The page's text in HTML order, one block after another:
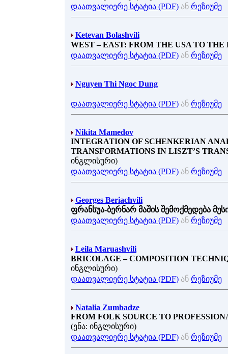
დაათვალიერე სტატია (PDF) ან რეზიუმე
Ketevan Bolashvili
WEST – EAST: FROM THE USA TO THE
დაათვალიერე სტატია (PDF) ან რეზიუმე
Nguyen Thi Ngoc Dung
დაათვალიერე სტატია (PDF) ან რეზიუმე
Nikita Mamedov
INTEGRATION OF SCHENKERIAN
TRANSFORMATIONS IN LISZT’S
ინგლისური)
დაათვალიერე სტატია (PDF) ან რეზიუმე
Georges Beriachvili
ფრანსუა-ბერნარ მაშის შემოქმედება
დაათვალიერე სტატია (PDF) ან რეზიუმე
Leila Maruashvili
BRICOLAGE – COMPOSITION
ინგლისური)
დაათვალიერე სტატია (PDF) ან რეზიუმე
Natalia Zumbadze
FROM FOLK SOURCE TO
(ენა: ინგლისური)
დაათვალიერე სტატია (PDF) ან რეზიუმე